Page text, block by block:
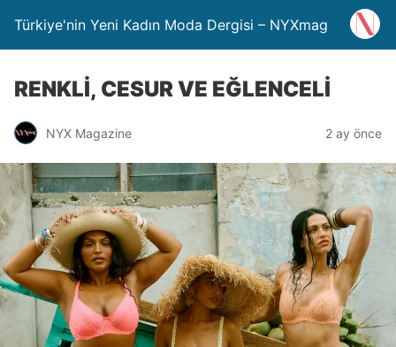
Türkiye'nin Yeni Kadın Moda Dergisi – NYXmag
RENKLİ, CESUR VE EĞLENCELİ
NYX Magazine 2 ay önce